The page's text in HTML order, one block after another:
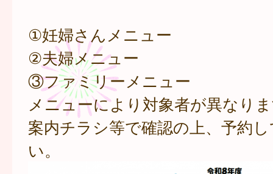
①妊婦さんメニュー
②夫婦メニュー
③ファミリーメニュー
メニューにより対象者が異なり
案内チラシ等で確認の上、予約
い。